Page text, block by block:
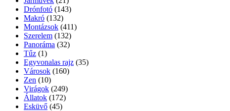
Drónfotó (143)
Makró (132)
Montázsok (411)
Szerelem (132)
Panoráma (32)
Tűz (1)
Egyvonalas rajz (35)
Városok (160)
Zen (10)
Virágok (249)
Állatok (172)
Esküvő (45)